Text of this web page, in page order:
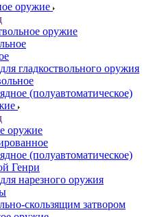
оружие
оружие
гладкоствольного оружия
(полуавтоматическое)
оружие
(полуавтоматическое)
Генри
нарезного оружия
скользящим затвором